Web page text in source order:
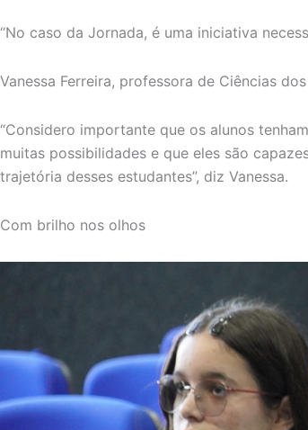
“No caso da Jornada, é uma iniciativa
Vanessa Ferreira, professora de Ciências
“Considero importante que os alunos
muitas possibilidades e que eles são
trajetória desses estudantes”, diz Vanessa.
Com brilho nos olhos